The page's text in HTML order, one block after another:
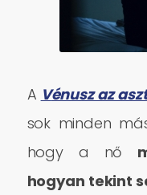
A Vénusz az
sok minden
hogy a nő
hogyan tekint